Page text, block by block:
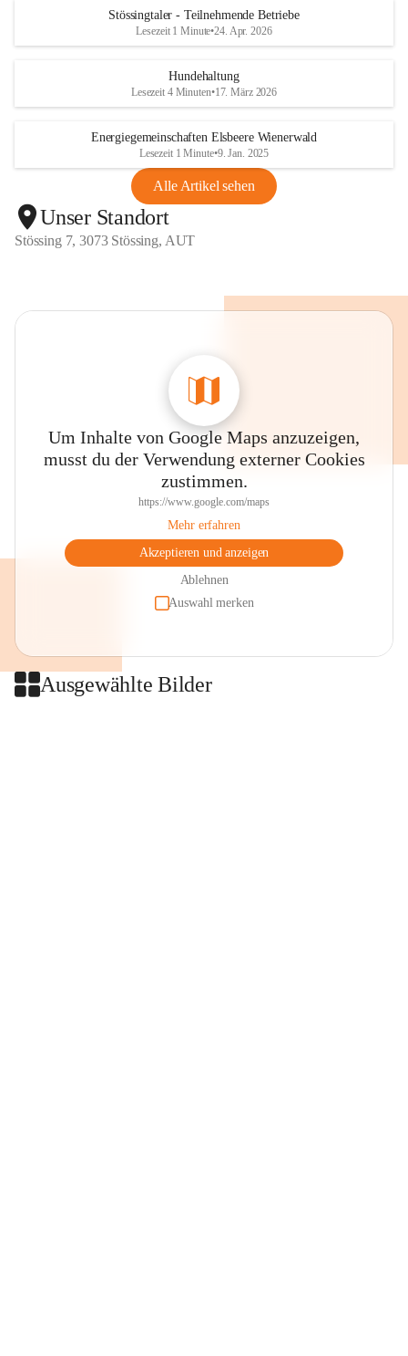
Stössingtaler - Teilnehmende Betriebe
Lesezeit 1 Minute•24. Apr. 2026
Hundehaltung
Lesezeit 4 Minuten•17. März 2026
Energiegemeinschaften Elsbeere Wienerwald
Lesezeit 1 Minute•9. Jan. 2025
Alle Artikel sehen
Unser Standort
Stössing 7, 3073 Stössing, AUT
Um Inhalte von Google Maps anzuzeigen,
musst du der Verwendung externer Cookies
zustimmen.
https://www.google.com/maps
Mehr erfahren
Akzeptieren und anzeigen
Ablehnen
Auswahl merken
Ausgewählte Bilder